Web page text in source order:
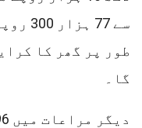
سے
طور پر گھر کا
گا۔